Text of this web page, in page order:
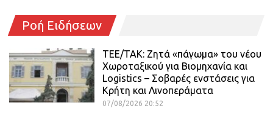
Ροή Ειδήσεων
ΤΕΕ/ΤΑΚ: Ζητά «πάγωμα» του νέου
Χωροταξικού για Βιομηχανία και
Logistics – Σοβαρές ενστάσεις για
Κρήτη και Λινοπεράματα
07/08/2026 20:52